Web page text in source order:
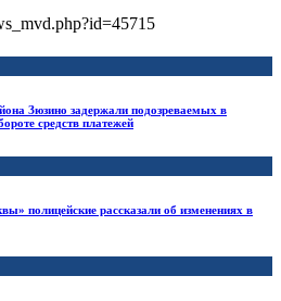
Зюзино задержали подозреваемых в
средств платежей
полицейские рассказали об изменениях в